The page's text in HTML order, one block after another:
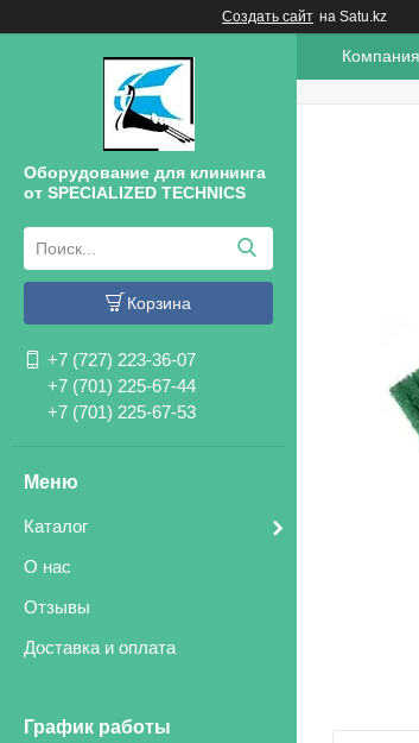
Создать сайт на Satu.kz
Оборудование для клининга
от SPECIALIZED TECHNICS
Корзина
+7 (727) 223-36-07
+7 (701) 225-67-44
+7 (701) 225-67-53
Каталог
О нас
Отзывы
Доставка и оплата
График работы
Компания